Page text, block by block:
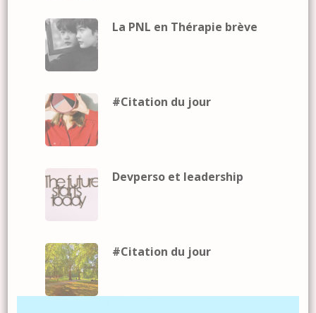
La PNL en Thérapie brève
#Citation du jour
Devperso et leadership
#Citation du jour